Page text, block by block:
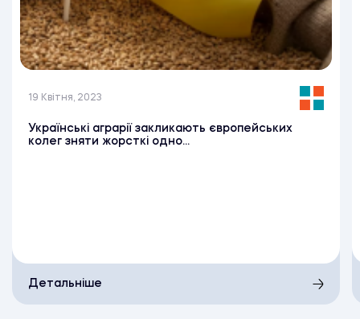
19 Квітня, 2023
Українські аграрії закликають європейських
колег зняти жорсткі одно...
Детальніше